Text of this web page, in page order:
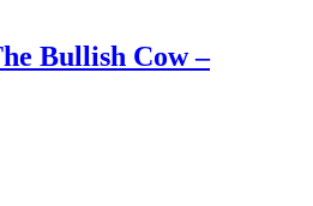
Bullish Cow –